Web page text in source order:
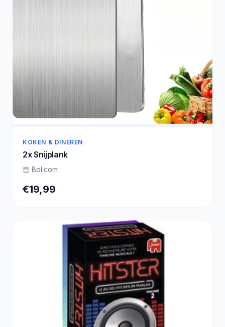
KOKEN & DINEREN
2x Snijplank
Bol.com
€19,99